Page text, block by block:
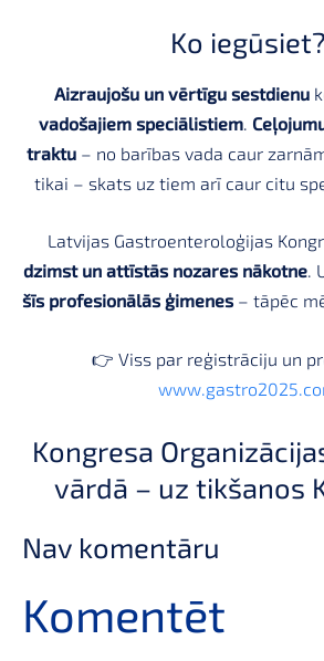
Ko iegūsiet?
Aizraujošu un vērtīgu sestdienu
vadošajiem speciālistiem
traktu – no barības vada caur
tikai – skats uz tiem arī caur citu
Latvijas Gastroenteroloģijas
dzimst un attīstās nozares nākotne.
šīs profesionālās ģimenes – tāpēc
👉 Viss par reģistrāciju un
Kongresa
vārdā – uz tikšanos
Nav komentāru
Komentēt